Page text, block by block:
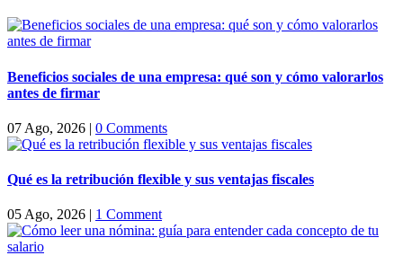
presentación?
Beneficios sociales de una empresa: qué son y cómo valorarlos
antes de firmar
07 Ago, 2026 | 0 Comments
Qué es la retribución flexible y sus ventajas fiscales
05 Ago, 2026 | 1 Comment